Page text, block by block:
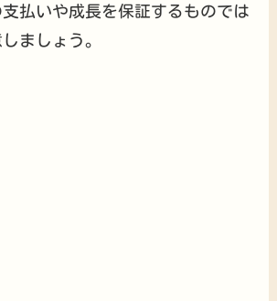
払いや成長を保証するものでは
ましょう。